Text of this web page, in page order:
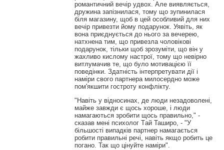
романтичний вечір удвох. Але виявляється,
дружина запізнилася, тому що зупинилася
біля магазину, щоб в цей особливий для них
вечір привезти йому подарунок. Уявіть, як
вона приєднується до нього за вечерею,
натхнена тим, що привезла чоловікові
подарунок, тільки щоб зрозуміти, що він у
жахливо кислому настрої, тому що невірно
витлумачив те, що було мотивацією її
поведінки. Здатність інтерпретувати дії і
наміри свого партнера милосердно може
пом'якшити гостроту конфлікту.
"Навіть у відносинах, де люди незадоволені,
майже завжди є щось хороше, і люди
намагаються зробити щось правильно," -
сказав мені психолог Tай Таширо, - "У
більшості випадків партнер намагається
робити правильні речі, навіть якщо робить це
погано. Так що цінуйте наміри".